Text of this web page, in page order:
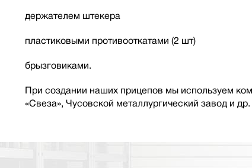
держателем штекера
пластиковыми противооткатами (2 шт)
брызговиками.
При создании наших прицепов мы используем
«Свеза», Чусовской металлургический завод и др.